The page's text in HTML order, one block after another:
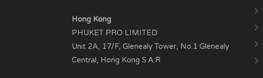
Hong Kong
PHUKET PRO LIMITED
Unit 2A, 17/F, Glenealy Tower, No.1 Glenealy
Central, Hong Kong S.A.R